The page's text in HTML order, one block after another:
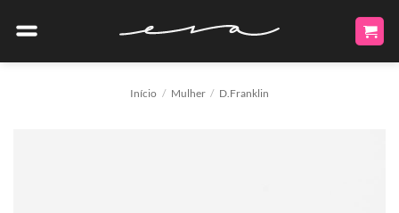
Início / Mulher / D.Franklin